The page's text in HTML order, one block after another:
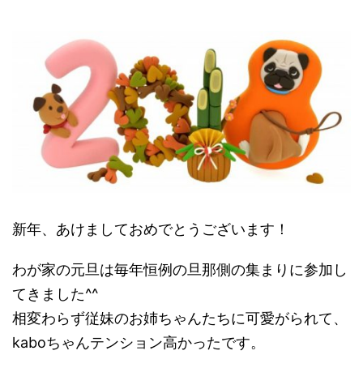
新年、あけましておめでとうございます！
わが家の元旦は毎年恒例の旦那側の集まりに参加し
てきました^^
相変わらず従妹のお姉ちゃんたちに可愛がられて、
kaboちゃんテンション高かったです。